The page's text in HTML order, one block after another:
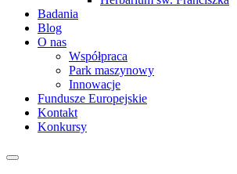
Badania
Blog
O nas
Współpraca
Park maszynowy
Innowacje
Fundusze Europejskie
Kontakt
Konkursy